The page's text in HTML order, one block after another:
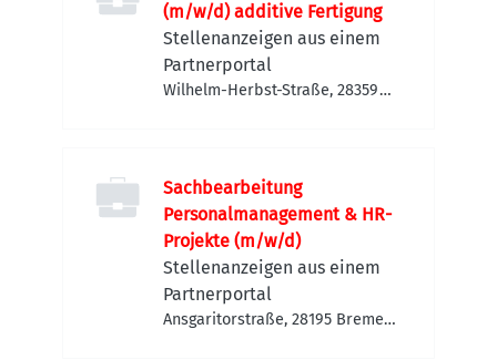
(m/w/d) additive Fertigung
Stellenanzeigen aus einem
Partnerportal
Wilhelm-Herbst-Straße, 28359
Sachbearbeitung
Personalmanagement & HR-
Projekte (m/w/d)
Stellenanzeigen aus einem
Partnerportal
Ansgaritorstraße, 28195 Bremen,